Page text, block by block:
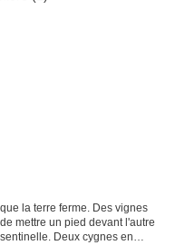
la terre ferme. Des vignes
mettre un pied devant l'autre
Deux cygnes en